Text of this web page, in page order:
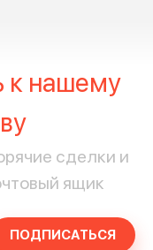
к нашему
сделки и
ящик
ПОДПИСАТЬСЯ